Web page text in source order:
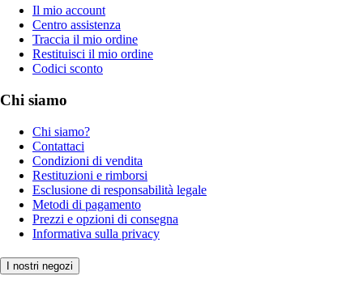
Il mio account
Centro assistenza
Traccia il mio ordine
Restituisci il mio ordine
Codici sconto
Chi siamo
Chi siamo?
Contattaci
Condizioni di vendita
Restituzioni e rimborsi
Esclusione di responsabilità legale
Metodi di pagamento
Prezzi e opzioni di consegna
Informativa sulla privacy
I nostri negozi